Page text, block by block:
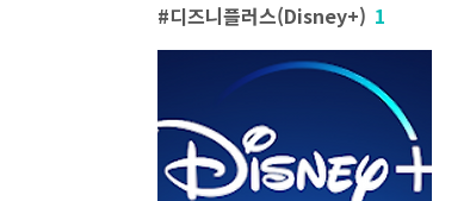
디즈니플러스(Disney+) 1